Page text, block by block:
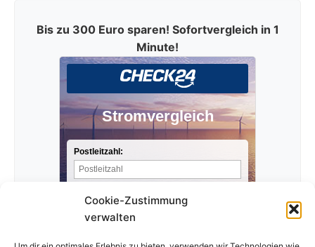
Cookie-Zustimmung
verwalten
Bis zu 300 Euro sparen! Sofortvergleich in 1
Minute!
Stromvergleich
Postleitzahl: